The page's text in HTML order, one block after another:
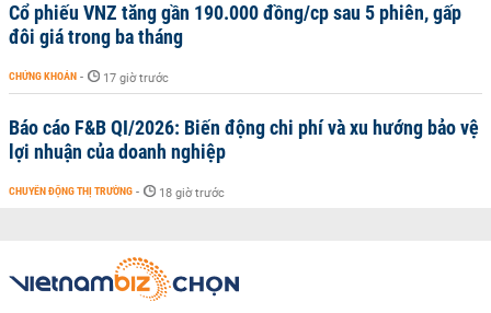
Cổ phiếu VNZ tăng gần 190.000 đồng/cp sau 5 phiên, gấp
đôi giá trong ba tháng
CHỨNG KHOÁN - 17 giờ trước
Báo cáo F&B QI/2026: Biến động chi phí và xu hướng bảo vệ
lợi nhuận của doanh nghiệp
CHUYỂN ĐỘNG THỊ TRƯỜNG - 18 giờ trước